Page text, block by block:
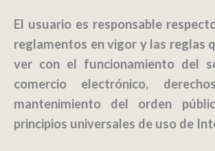
El usuario es responsable
reglamentos en vigor y las reglas
ver con el funcionamiento del
comercio electrónico,
mantenimiento del orden
principios universales de uso de